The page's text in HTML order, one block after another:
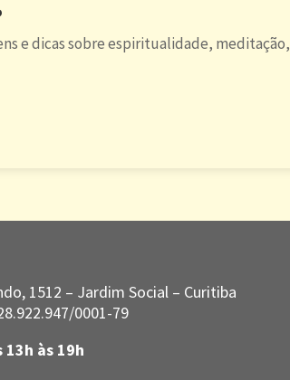
e dicas sobre espiritualidade, meditação,
1512 – Jardim Social – Curitiba
0001-79
13h às 19h